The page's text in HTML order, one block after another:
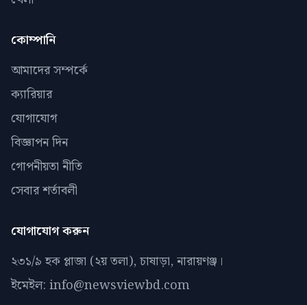
কোম্পানি
আমাদের সম্পর্কে
ক্যারিয়ার
যোগাযোগ
বিজ্ঞাপন দিন
গোপনীয়তা নীতি
সেবার শর্তাবলী
যোগাযোগ করুন
২৩১/৯ হক প্লাজা (২য় তলা), চাষাড়া, নারায়ণঞ্জ।
ইমেইল: info@newsviewbd.com